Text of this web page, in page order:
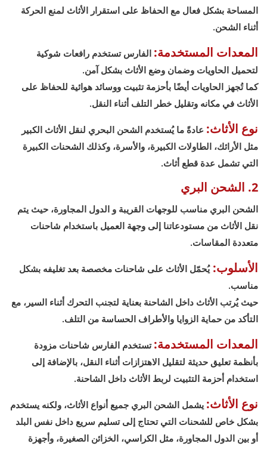
المساحة بشكل فعال مع الحفاظ على استقرار الأثاث لمنع الحركة
أثناء الشحن.
المعدات المستخدمة: الفارس تستخدم رافعات شوكية
لتحميل الحاويات وضمان وضع الأثاث بشكل آمن.
كما تُجهز الحاويات أيضًا بأحزمة تثبيت ووسائد هوائية للحفاظ على
الأثاث في مكانه وتقليل خطر التلف أثناء النقل.
نوع الأثاث: عادةً ما يُستخدم الشحن البحري لنقل الأثاث الكبير
مثل الأرائك، الطاولات الكبيرة، والأسرة، وكذلك الشحنات الكبيرة
التي تشمل عدة قطع أثاث.
2. الشحن البري
الشحن البري مناسب للوجهات القريبة و الدول المجاورة، حيث يتم
نقل الأثاث من مستودعاتنا إلى وجهة العميل باستخدام شاحنات
متعددة المقاسات.
الأسلوب:يُحمّل الأثاث على شاحنات مخصصة بعد تغليفه بشكل
مناسب.
حيث يُرتب الأثاث داخل الشاحنة بعناية لتجنب التحرك أثناء السير، مع
التأكد من حماية الزوايا والأطراف الحساسة من التلف.
المعدات المستخدمة: تستخدم الفارس شاحنات مزودة
بأنظمة تعليق حديثة لتقليل الاهتزازات أثناء النقل، بالإضافة إلى
استخدام أحزمة التثبيت لربط الأثاث داخل الشاحنة.
نوع الأثاث: يشمل الشحن البري جميع أنواع الأثاث، ولكنه يستخدم
بشكل خاص للشحنات التي تحتاج إلى تسليم سريع داخل نفس البلد
أو بين الدول المجاورة، مثل الكراسي، الخزائن الصغيرة، وأجهزة